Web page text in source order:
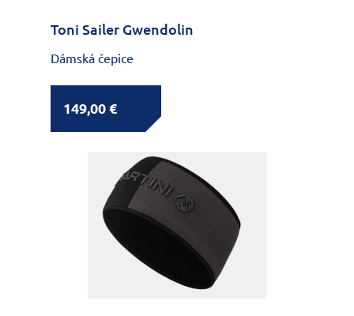
Toni Sailer Gwendolin
Dámská čepice
149,00 €